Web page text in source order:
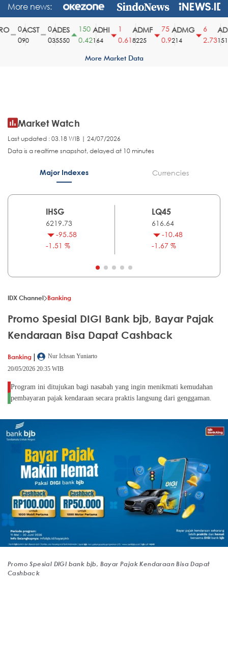
More news:
ACST
90
ADES
35550
150
0.42
ADHI
164
0.61
ADMF
8225
75
0.9
ADMG
214
2.731510
More Market Data
Market Watch
Last updated : 03.18 WIB | 24/07/2026
Data is a realtime snapshot, delayed at 10 minutes
Major Indexes Currencies
IHSG
6219.73
-95.58
-1.51 %
LQ45
616.64
-10.48
-1.67 %
IDX Channel Banking
Promo Spesial DIGI Bank bjb, Bayar Pajak
Kendaraan Bisa Dapat Cashback
Banking |
Nur Ichsan Yuniarto
20/05/2026 20:35 WIB
Program ini ditujukan bagi nasabah yang ingin menikmati kemudahan
pembayaran pajak kendaraan secara praktis langsung dari genggaman.
Promo Spesial DIGI bank bjb, Bayar Pajak Kendaraan Bisa Dapat
Cashback